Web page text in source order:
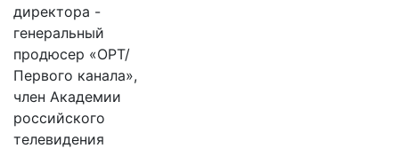
директора -
генеральный
продюсер «ОРТ/
Первого канала»,
член Академии
российского
телевидения